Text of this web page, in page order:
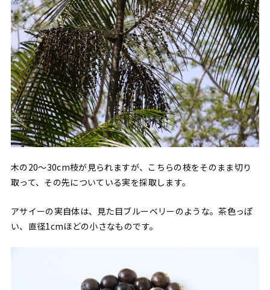
木の20〜30cm枝が見られますが、こちらの枝をそのまま切り
取って、その先についている実を採取します。
アサイーの実自体は、見た目ブルーベリーのような。茶色っぽ
い、直径1cmほどの小さなものです。